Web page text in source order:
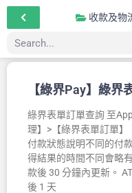
【綠界Pay】綠界
綠界表單訂單查詢 至
理】>【綠界表單訂單
付款狀態說明不同的付
得結果的時間不同會略
款後 30 分鐘內更新。
後 1 天
收款及物